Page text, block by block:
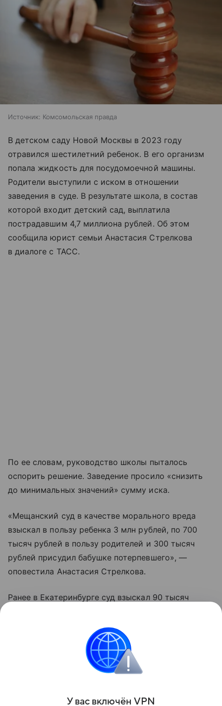
Источник: Комсомольская правда
В детском саду Новой Москвы в 2023 году
отравился шестилетний ребенок. В его организм
попала жидкость для посудомоечной машины.
Родители выступили с иском в отношении
заведения в суде. В результате школа, в состав
которой входит детский сад, выплатила
пострадавшим 4,7 миллиона рублей. Об этом
сообщила юрист семьи Анастасия Стрелкова
в диалоге с ТАСС.
По ее словам, руководство школы пыталось
оспорить решение. Заведение просило «снизить
до минимальных значений» сумму иска.
«Мещанский суд в качестве морального вреда
взыскал в пользу ребенка 3 млн рублей, по 700
тысяч рублей в пользу родителей и 300 тысяч
рублей присудил бабушке потерпевшего», —
оповестила Анастасия Стрелкова.
Ранее в Екатеринбурге суд взыскал 90 тысяч
в столовой. Ученика в 2025 году
госпитализировали в Детскую клиническую
больницу. Там он несколько дней проходил
лечение от кишечной инфекции.
Поделиться
У вас включён VPN